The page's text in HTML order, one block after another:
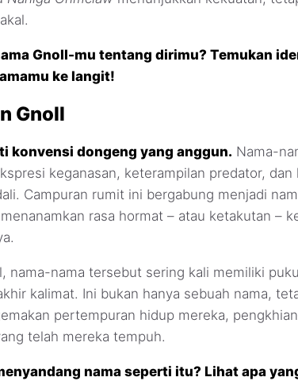
Gnoll-mu tentang dirimu? Temukan
ke langit!
Gnoll
konvensi dongeng yang anggun. Nama-
keganasan, keterampilan predator, dan
Campuran rumit ini bergabung menjadi
rasa hormat – atau ketakutan –
nama-nama tersebut sering kali memiliki
kalimat. Ini bukan hanya sebuah nama,
pertempuran hidup mereka,
telah mereka tempuh.
nama seperti itu? Lihat apa